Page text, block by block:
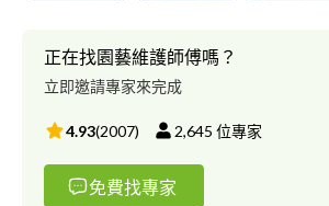
正在找園藝維護師傅嗎？
立即邀請專家來完成
4.93(2007) 2,645 位專家
免費找專家